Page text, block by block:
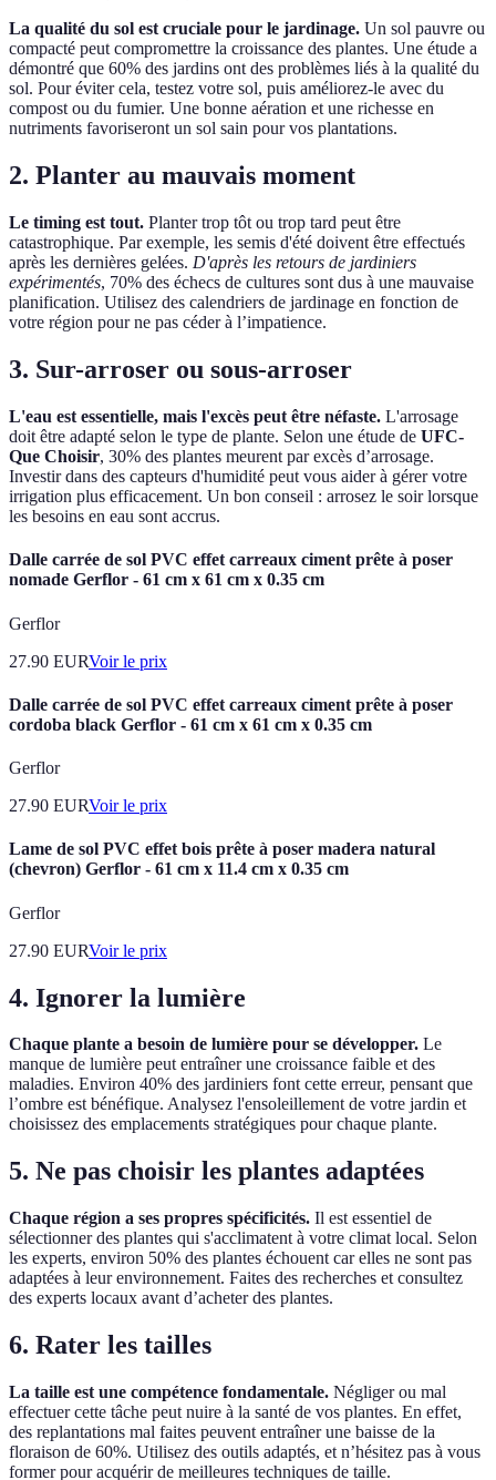
La qualité du sol est cruciale pour le jardinage. Un sol pauvre ou
compacté peut compromettre la croissance des plantes. Une étude a
démontré que 60% des jardins ont des problèmes liés à la qualité du
sol. Pour éviter cela, testez votre sol, puis améliorez-le avec du
compost ou du fumier. Une bonne aération et une richesse en
nutriments favoriseront un sol sain pour vos plantations.
2. Planter au mauvais moment
Le timing est tout. Planter trop tôt ou trop tard peut être
catastrophique. Par exemple, les semis d'été doivent être effectués
après les dernières gelées. D'après les retours de jardiniers
expérimentés, 70% des échecs de cultures sont dus à une mauvaise
planification. Utilisez des calendriers de jardinage en fonction de
votre région pour ne pas céder à l’impatience.
3. Sur-arroser ou sous-arroser
L'eau est essentielle, mais l'excès peut être néfaste. L'arrosage
doit être adapté selon le type de plante. Selon une étude de UFC-
Que Choisir, 30% des plantes meurent par excès d’arrosage.
Investir dans des capteurs d'humidité peut vous aider à gérer votre
irrigation plus efficacement. Un bon conseil : arrosez le soir lorsque
les besoins en eau sont accrus.
Dalle carrée de sol PVC effet carreaux ciment prête à poser
nomade Gerflor - 61 cm x 61 cm x 0.35 cm
Gerflor
27.90 EURVoir le prix
Dalle carrée de sol PVC effet carreaux ciment prête à poser
cordoba black Gerflor - 61 cm x 61 cm x 0.35 cm
Gerflor
27.90 EURVoir le prix
Lame de sol PVC effet bois prête à poser madera natural
(chevron) Gerflor - 61 cm x 11.4 cm x 0.35 cm
Gerflor
27.90 EURVoir le prix
4. Ignorer la lumière
Chaque plante a besoin de lumière pour se développer. Le
manque de lumière peut entraîner une croissance faible et des
maladies. Environ 40% des jardiniers font cette erreur, pensant que
l’ombre est bénéfique. Analysez l'ensoleillement de votre jardin et
choisissez des emplacements stratégiques pour chaque plante.
5. Ne pas choisir les plantes adaptées
Chaque région a ses propres spécificités. Il est essentiel de
sélectionner des plantes qui s'acclimatent à votre climat local. Selon
les experts, environ 50% des plantes échouent car elles ne sont pas
adaptées à leur environnement. Faites des recherches et consultez
des experts locaux avant d’acheter des plantes.
6. Rater les tailles
La taille est une compétence fondamentale. Négliger ou mal
effectuer cette tâche peut nuire à la santé de vos plantes. En effet,
des replantations mal faites peuvent entraîner une baisse de la
floraison de 60%. Utilisez des outils adaptés, et n’hésitez pas à vous
former pour acquérir de meilleures techniques de taille.